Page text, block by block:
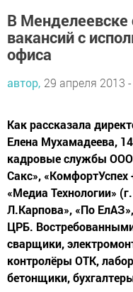
В Менделеевске
вакансий с
офиса
автор, 29 апреля 2013
Как рассказала
Елена Мухамадеева,
кадровые службы ООО
Сакс», «КомфортУспех
«Медиа Технологии»
Л.Карпова», «По
ЦРБ.
сварщики,
контролёры ОТК,
бетонщики,